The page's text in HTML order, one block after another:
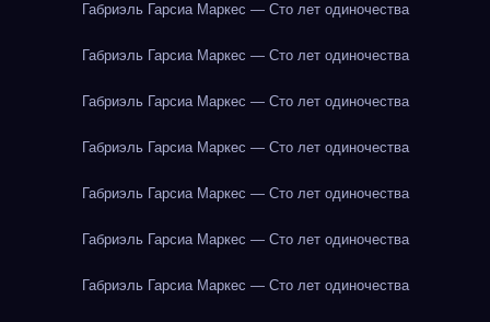
Габриэль Гарсиа Маркес — Сто лет одиночества
Габриэль Гарсиа Маркес — Сто лет одиночества
Габриэль Гарсиа Маркес — Сто лет одиночества
Габриэль Гарсиа Маркес — Сто лет одиночества
Габриэль Гарсиа Маркес — Сто лет одиночества
Габриэль Гарсиа Маркес — Сто лет одиночества
Габриэль Гарсиа Маркес — Сто лет одиночества